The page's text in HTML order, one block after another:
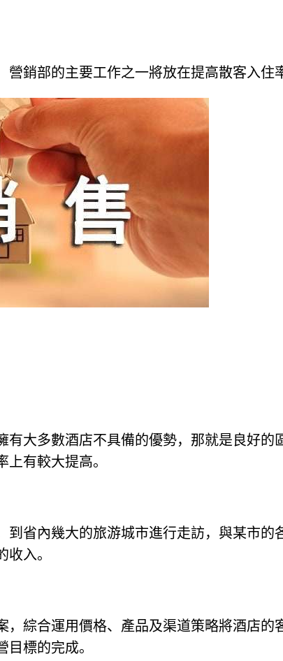
營銷部的主要工作之一將放在提高散客入住
大多數酒店不具備的優勢，那就是良好
有較大提高。
省內幾大的旅游城市進行走訪，與某市的
入。
綜合運用價格、產品及渠道策略將酒店的
標的完成。